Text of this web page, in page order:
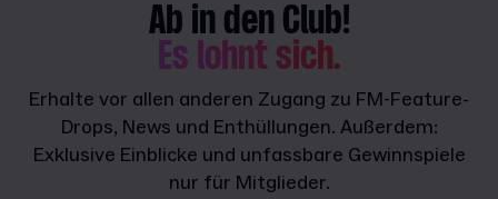
Ab in den Club!
Es lohnt sich.
Erhalte vor allen anderen Zugang zu FM-Feature-
Drops, News und Enthüllungen. Außerdem:
Exklusive Einblicke und unfassbare Gewinnspiele
nur für Mitglieder.